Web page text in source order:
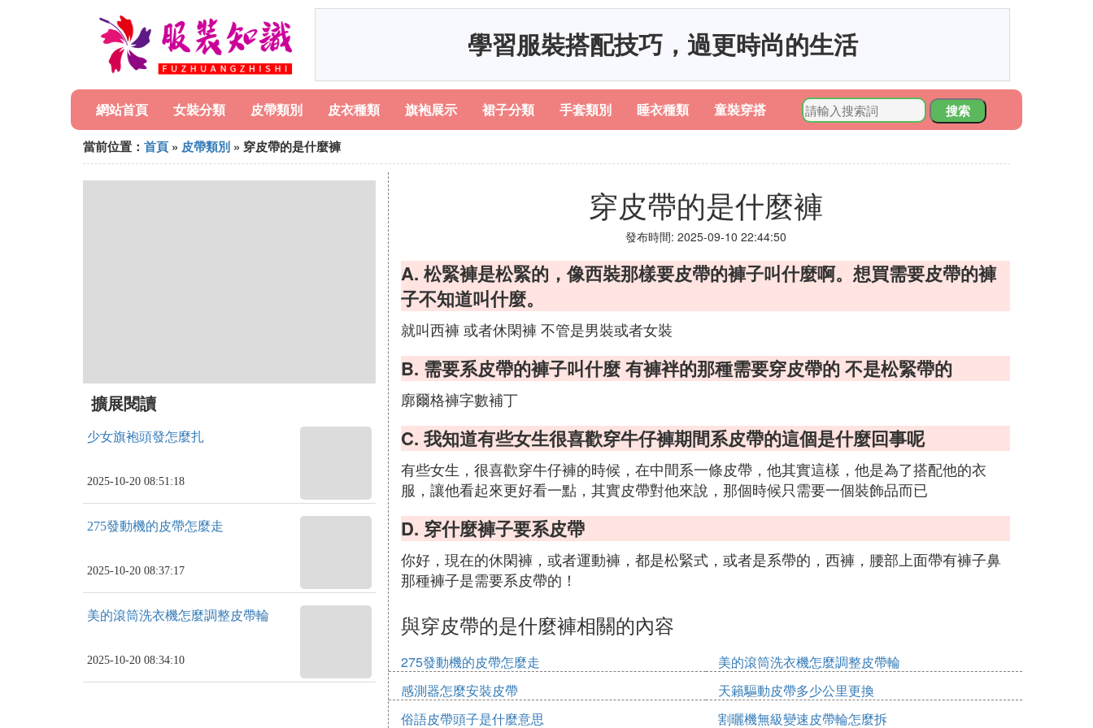
學習服裝搭配技巧，過更時尚的生活
網站首頁 女裝分類 皮帶類別 皮衣種類 旗袍展示 裙子分類 手套類別 睡衣種類 童裝穿搭
搜索
當前位置： 首頁 » 皮帶類別 » 穿皮帶的是什麼褲
擴展閱讀
少女旗袍頭發怎麼扎
2025-10-20 08:51:18
275發動機的皮帶怎麼走
2025-10-20 08:37:17
美的滾筒洗衣機怎麼調整皮帶輪
2025-10-20 08:34:10
穿皮帶的是什麼褲
發布時間: 2025-09-10 22:44:50
A. 松緊褲是松緊的，像西裝那樣要皮帶的褲子叫什麼啊。想買需要皮帶的褲
子不知道叫什麼。
就叫西褲 或者休閑褲 不管是男裝或者女裝
B. 需要系皮帶的褲子叫什麼 有褲袢的那種需要穿皮帶的 不是松緊帶的
廓爾格褲字數補丁
C. 我知道有些女生很喜歡穿牛仔褲期間系皮帶的這個是什麼回事呢
有些女生，很喜歡穿牛仔褲的時候，在中間系一條皮帶，他其實這樣，他是為了搭配他的衣
服，讓他看起來更好看一點，其實皮帶對他來說，那個時候只需要一個裝飾品而已
D. 穿什麼褲子要系皮帶
你好，現在的休閑褲，或者運動褲，都是松緊式，或者是系帶的，西褲，腰部上面帶有褲子鼻
那種褲子是需要系皮帶的！
與穿皮帶的是什麼褲相關的內容
275發動機的皮帶怎麼走
美的滾筒洗衣機怎麼調整皮帶輪
感測器怎麼安裝皮帶
天籟驅動皮帶多少公里更換
俗語皮帶頭子是什麼意思
割曬機無級變速皮帶輪怎麼拆